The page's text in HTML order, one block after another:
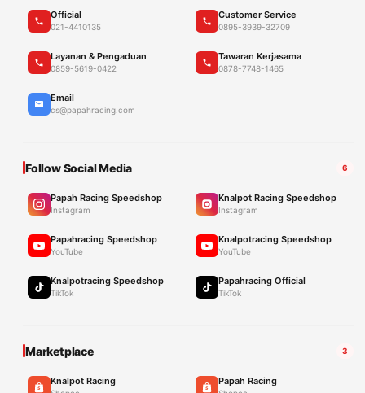
Official
021-4410135
Customer Service
0895-3939-32709
Layanan & Pengaduan
0859-5619-0422
Tawaran Kerjasama
0878-7748-1465
Email
cs@papahracing.com
Follow Social Media 6
Papah Racing Speedshop
Instagram
Knalpot Racing Speedshop
Instagram
Papahracing Speedshop
YouTube
Knalpotracing Speedshop
YouTube
Knalpotracing Speedshop
TikTok
Papahracing Official
TikTok
Marketplace 3
Knalpot Racing Papah Racing